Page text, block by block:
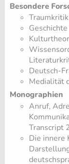
Besondere
Deutsch-
Medialität
Monographien
Anruf,
Transcript
Die innere